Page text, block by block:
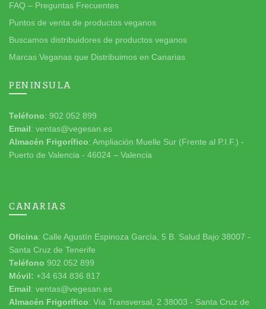
FAQ – Preguntas Frecuentes
Puntos de venta de productos veganos
Buscamos distribuidores de productos veganos
Marcas Veganas que Distribuimos en Canarias
PENINSULA
Teléfono: 902 052 899
Email: ventas@vegesan.es
Almacén Frigorífico: Ampliación Muelle Sur (Frente al P.I.F.) -
Puerto de Valencia - 46024 – Valencia
CANARIAS
Oficina: Calle Agustín Espinoza García, 5 B. Salud Bajo 38007 -
Santa Cruz de Tenerife
Teléfono 902 052 899
Móvil: +34 634 836 817
Email: ventas@vegesan.es
Almacén Frigorífico: Vía Transversal, 2 38003 - Santa Cruz de